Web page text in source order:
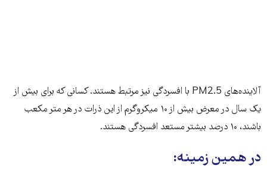
آلاینده‌های PM2.5 با افسردگی نیز مرتبط هستند. کسانی که برای بیش از
یک سال در معرض بیش از ۱۰ میکروگرم از این ذرات در هر متر مکعب
باشند، ۱۰ درصد بیشتر مستعد افسردگی هستند.
در همین زمینه: